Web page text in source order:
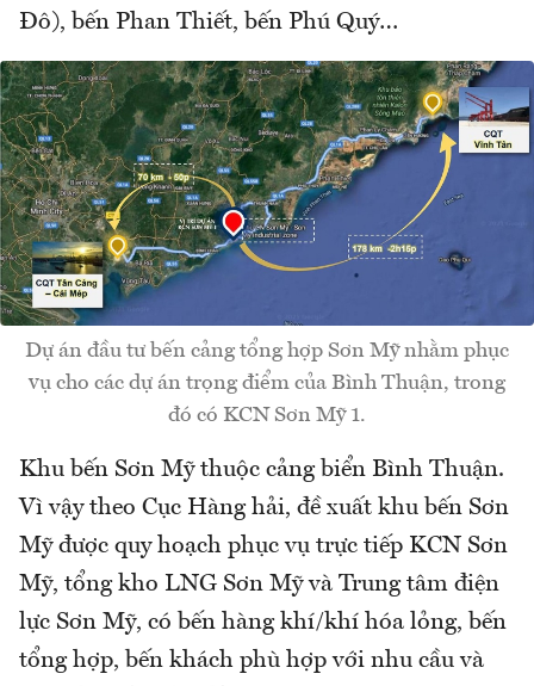
Đô), bến Phan Thiết, bến Phú Quý…
Dự án đầu tư bến cảng tổng hợp Sơn Mỹ nhằm phục
vụ cho các dự án trọng điểm của Bình Thuận, trong
đó có KCN Sơn Mỹ 1.
Khu bến Sơn Mỹ thuộc cảng biển Bình Thuận.
Vì vậy theo Cục Hàng hải, đề xuất khu bến Sơn
Mỹ được quy hoạch phục vụ trực tiếp KCN Sơn
Mỹ, tổng kho LNG Sơn Mỹ và Trung tâm điện
lực Sơn Mỹ, có bến hàng khí/khí hóa lỏng, bến
tổng hợp, bến khách phù hợp với nhu cầu và